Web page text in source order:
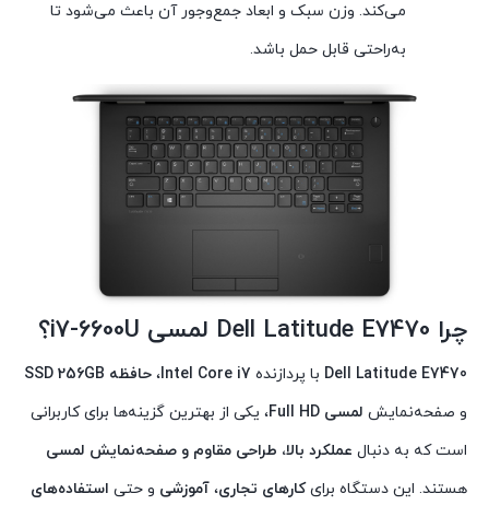
می‌کند. وزن سبک و ابعاد جمع‌وجور آن باعث می‌شود تا
به‌راحتی قابل حمل باشد.
چرا Dell Latitude E7470 لمسی i7-6600U ؟
Dell Latitude E7470 با پردازنده Intel Core i7، حافظه SSD 256GB
و صفحه‌نمایش لمسی Full HD
، یکی از بهترین گزینه‌ها برای کاربرانی
است که به دنبال عملکرد بالا، طراحی مقاوم و صفحه‌نمایش لمسی
هستند. این دستگاه برایکارهای تجاری، آموزشی و حتی استفاده‌های